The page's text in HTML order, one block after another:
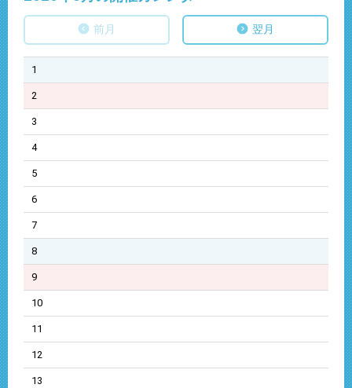
前月 翌月
1
2
3
4
5
6
7
8
9
10
11
12
13